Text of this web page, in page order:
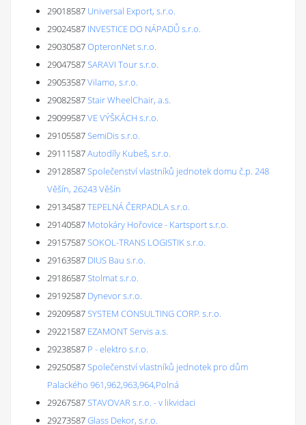
29018587 Universal Export, s.r.o.
29024587 INVESTICE DO NÁPADŮ s.r.o.
29030587OpteronNet s.r.o.
29047587SARAVI Tour s.r.o.
29053587Vilamo, s.r.o.
29082587Stair WheelChair, a.s.
29099587VE VÝŠKÁCH s.r.o.
29105587SemiDis s.r.o.
29111587Autodíly Kubeš, s.r.o.
29128587Společenství vlastníků jednotek domu č.p. 248
Věšín, 26243 Věšín
29134587TEPELNÁ ČERPADLA s.r.o.
29140587 Motokáry Hořovice - Kartsport s.r.o.
29157587SOKOL-TRANS LOGISTIK s.r.o.
29163587 DIUS Bau s.r.o.
29186587Stolmat s.r.o.
29192587 Dynevor s.r.o.
29209587SYSTEM CONSULTING CORP. s.r.o.
29221587 EZAMONT Servis a.s.
29238587 P - elektro s.r.o.
29250587Společenství vlastníků jednotek pro dům
Palackého 961,962,963,964,Polná
29267587STAVOVAR s.r.o. - v likvidaci
29273587Glass Dekor, s.r.o.